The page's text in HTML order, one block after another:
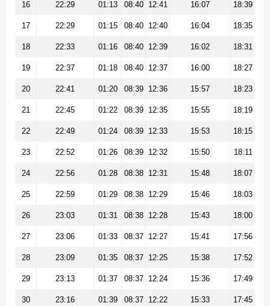
16 22:29 01:13 08:40 12:41 16:07 18:39
17 22:29 01:15 08:40 12:40 16:04 18:35
18 22:33 01:16 08:40 12:39 16:02 18:31
19 22:37 01:18 08:40 12:37 16:00 18:27
20 22:41 01:20 08:39 12:36 15:57 18:23
21 22:45 01:22 08:39 12:35 15:55 18:19
22 22:49 01:24 08:39 12:33 15:53 18:15
23 22:52 01:26 08:39 12:32 15:50 18:11
24 22:56 01:28 08:38 12:31 15:48 18:07
25 22:59 01:29 08:38 12:29 15:46 18:03
26 23:03 01:31 08:38 12:28 15:43 18:00
27 23:06 01:33 08:37 12:27 15:41 17:56
28 23:09 01:35 08:37 12:25 15:38 17:52
29 23:13 01:37 08:37 12:24 15:36 17:49
30 23:16 01:39 08:37 12:22 15:33 17:45